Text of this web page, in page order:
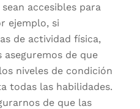
accesibles para
ejemplo, si
de actividad física,
de que
niveles de condición
todas las habilidades.
de que las